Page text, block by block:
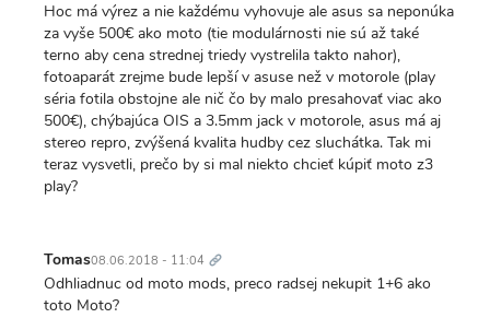
Hoc má výrez a nie každému vyhovuje ale asus sa neponúka
za vyše 500€ ako moto (tie modulárnosti nie sú až také
terno aby cena strednej triedy vystrelila takto nahor),
fotoaparát zrejme bude lepší v asuse než v motorole (play
séria fotila obstojne ale nič čo by malo presahovať viac ako
500€), chýbajúca OIS a 3.5mm jack v motorole, asus má aj
stereo repro, zvýšená kvalita hudby cez sluchátka. Tak mi
teraz vysvetli, prečo by si mal niekto chcieť kúpiť moto z3
play?
Tomas08.06.2018 - 11:04 odkaz
Odhliadnuc od moto mods, preco radsej nekupit 1+6 ako
toto Moto?